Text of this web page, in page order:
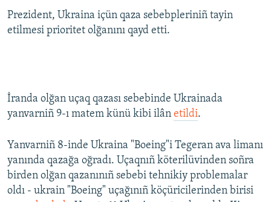
Prezident, Ukraina içün qaza sebebpleriniñ tayin
etilmesi prioritet olğanını qayd etti.
İranda olğan uçaq qazası sebebinde Ukrainada
yanvarniñ 9-ı matem künü kibi ilân etildi.
Yanvarniñ 8-inde Ukraina "Boeing"i Tegeran ava limanı
yanında qazağa oğradı. Uçaqnıñ köterilüvinden soñra
birden olğan qazanınıñ sebebi tehnikiy problemalar
oldı - ukrain "Boeing" uçağınıñ köçüricilerinden birisi